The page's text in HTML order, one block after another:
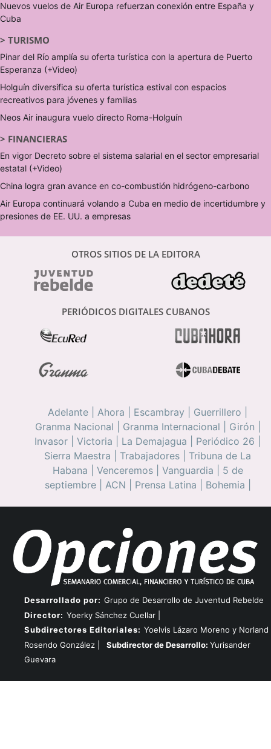
Nuevos vuelos de Air Europa refuerzan conexión entre España y
Cuba
> TURISMO
Pinar del Río amplía su oferta turística con la apertura de Puerto
Esperanza (+Video)
Holguín diversifica su oferta turística estival con espacios
recreativos para jóvenes y familias
Neos Air inaugura vuelo directo Roma-Holguín
> FINANCIERAS
En vigor Decreto sobre el sistema salarial en el sector empresarial
estatal (+Video)
China logra gran avance en co-combustión hidrógeno-carbono
Air Europa continuará volando a Cuba en medio de incertidumbre y
presiones de EE. UU. a empresas
OTROS SITIOS DE LA EDITORA
PERIÓDICOS DIGITALES CUBANOS
Adelante Ahora Escambray Guerrillero
Granma Nacional
Granma Internacional Girón
Invasor
Victoria La Demajagua Periódico 26
Sierra Maestra
Trabajadores
Tribuna de La
Habana
Venceremos| Vanguardia
5 de
septiembre| ACN Prensa Latina Bohemia
Desarrollado por: Grupo de Desarrollo de Juventud Rebelde
Director: Yoerky Sánchez Cuellar |
Subdirectores Editoriales: Yoelvis Lázaro Moreno y Norland
Rosendo González |
Subdirector de Desarrollo: Yurisander
Guevara